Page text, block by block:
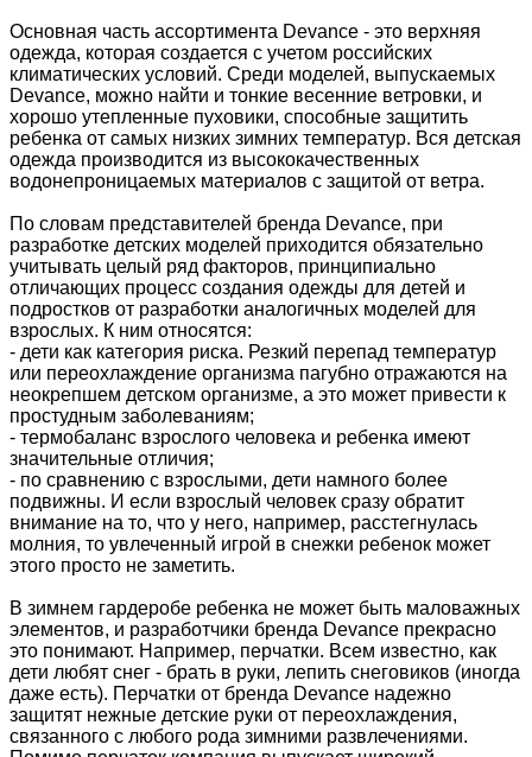
Основная часть ассортимента Devance - это верхняя
одежда, которая создается с учетом российских
климатических условий. Среди моделей, выпускаемых
Devance, можно найти и тонкие весенние ветровки, и
хорошо утепленные пуховики, способные защитить
ребенка от самых низких зимних температур. Вся детская
одежда производится из высококачественных
водонепроницаемых материалов с защитой от ветра.
По словам представителей бренда Devance, при
разработке детских моделей приходится обязательно
учитывать целый ряд факторов, принципиально
отличающих процесс создания одежды для детей и
подростков от разработки аналогичных моделей для
взрослых. К ним относятся:
- дети как категория риска. Резкий перепад температур
или переохлаждение организма пагубно отражаются на
неокрепшем детском организме, а это может привести к
простудным заболеваниям;
- термобаланс взрослого человека и ребенка имеют
значительные отличия;
- по сравнению с взрослыми, дети намного более
подвижны. И если взрослый человек сразу обратит
внимание на то, что у него, например, расстегнулась
молния, то увлеченный игрой в снежки ребенок может
этого просто не заметить.
В зимнем гардеробе ребенка не может быть маловажных
элементов, и разработчики бренда Devance прекрасно
это понимают. Например, перчатки. Всем известно, как
дети любят снег - брать в руки, лепить снеговиков (иногда
даже есть). Перчатки от бренда Devance надежно
защитят нежные детские руки от переохлаждения,
связанного с любого рода зимними развлечениями.